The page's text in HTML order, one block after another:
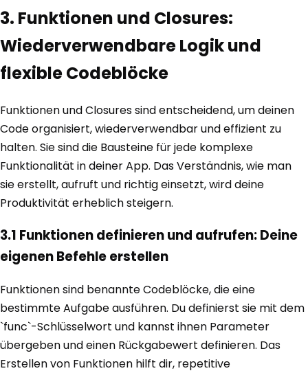
3. Funktionen und Closures:
Wiederverwendbare Logik und
flexible Codeblöcke
Funktionen und Closures sind entscheidend, um deinen
Code organisiert, wiederverwendbar und effizient zu
halten. Sie sind die Bausteine für jede komplexe
Funktionalität in deiner App. Das Verständnis, wie man
sie erstellt, aufruft und richtig einsetzt, wird deine
Produktivität erheblich steigern.
3.1 Funktionen definieren und aufrufen: Deine
eigenen Befehle erstellen
Funktionen sind benannte Codeblöcke, die eine
bestimmte Aufgabe ausführen. Du definierst sie mit dem
`func`-Schlüsselwort und kannst ihnen Parameter
übergeben und einen Rückgabewert definieren. Das
Erstellen von Funktionen hilft dir, repetitive